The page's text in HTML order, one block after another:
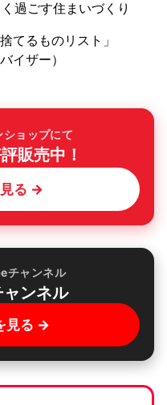
過ごす住まいづくり
てるものリスト」
イザー）
ショップにて
販売中！
る →
チャンネル
ャンネル
見る →